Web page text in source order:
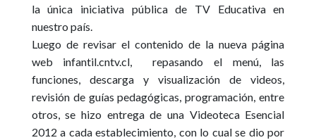
la única iniciativa pública de TV Educativa en
nuestro país.
Luego de revisar el contenido de la nueva página
web infantil.cntv.cl, repasando el menú, las
funciones, descarga y visualización de videos,
revisión de guías pedagógicas, programación, entre
otros, se hizo entrega de una Videoteca Esencial
2012 a cada establecimiento, con lo cual se dio por